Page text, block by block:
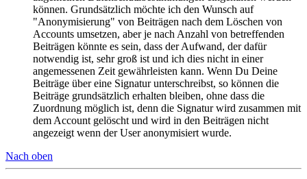
können. Grundsätzlich möchte ich den Wunsch auf
"Anonymisierung" von Beiträgen nach dem Löschen von
Accounts umsetzen, aber je nach Anzahl von betreffenden
Beiträgen könnte es sein, dass der Aufwand, der dafür
notwendig ist, sehr groß ist und ich dies nicht in einer
angemessenen Zeit gewährleisten kann. Wenn Du Deine
Beiträge über eine Signatur unterschreibst, so können die
Beiträge grundsätzlich erhalten bleiben, ohne dass die
Zuordnung möglich ist, denn die Signatur wird zusammen mit
dem Account gelöscht und wird in den Beiträgen nicht
angezeigt wenn der User anonymisiert wurde.
Nach oben